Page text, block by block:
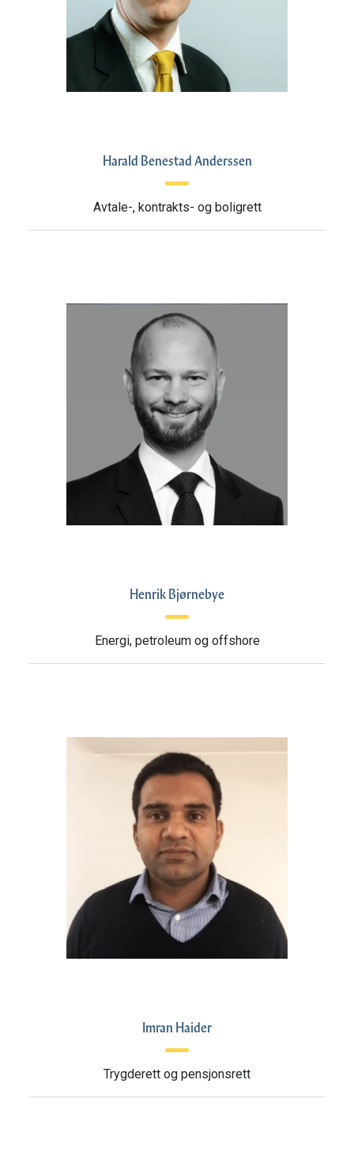
Harald Benestad Anderssen
Avtale-, kontrakts- og boligrett
Henrik Bjørnebye
Energi, petroleum og offshore
Imran Haider
Trygderett og pensjonsrett